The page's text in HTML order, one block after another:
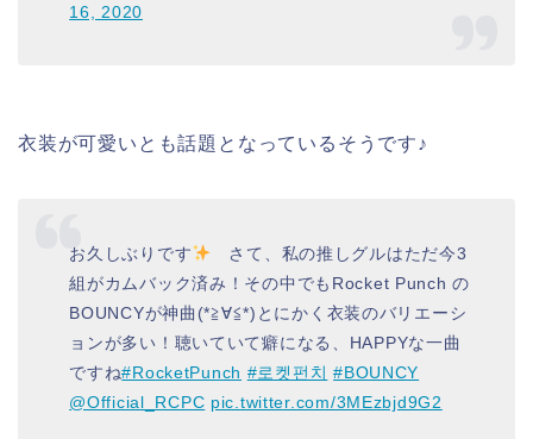
16, 2020
衣装が可愛いとも話題となっているそうです♪
お久しぶりです
さて、私の推しグルはただ今3
組がカムバック済み！その中でもRocket Punch の
BOUNCYが神曲(*≧∀≦*)とにかく衣装のバリエーシ
ョンが多い！聴いていて癖になる、HAPPYな一曲
ですね#RocketPunch #로켓펀치 #BOUNCY
@Official_RCPC pic.twitter.com/3MEzbjd9G2